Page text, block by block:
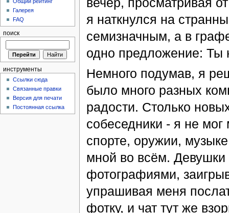
я наткнулся на
семизначным, а в
одно предложение: Ты
Немного подумав, я
было много разных
радости. Столько
собеседники - я не
спорте, оружии,
мной во всём.
фотографиями,
упрашивая меня
фотку, и чат тут же
Общий рейтинг
Галерея
FAQ
поиск
инструменты
Ссылки сюда
Связанные правки
Версия для печати
Постоянная ссылка